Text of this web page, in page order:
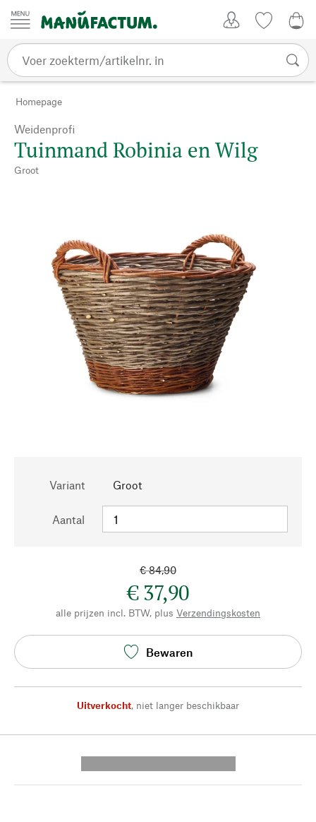
Passer au contenu
Homepage
Weidenprofi
Tuinmand Robinia en Wilg
Groot
Variant Groot
Aantal
€ 84,90
€ 37,90
alle prijzen incl. BTW, plus Verzendingskosten
Bewaren
Uitverkocht, niet langer beschikbaar